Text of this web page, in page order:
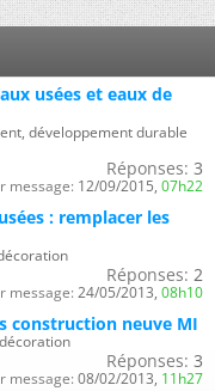
usées et eaux de
développement durable
Réponses: 3
message: 12/09/2015, 07h22
: remplacer les
Réponses: 2
message: 24/05/2013, 08h10
construction neuve MI
Réponses: 3
message: 08/02/2013, 11h27